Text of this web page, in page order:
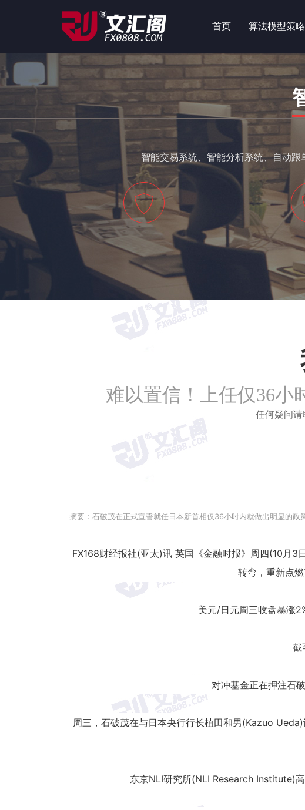
首页 算法模型策略
智能交易系统、智能分析系统、自动
难以置信！上任仅36小
任何疑问请
摘要： 石破茂在正式宣誓就任日本新首相仅36小时内就做出明显的
FX168财经报社(亚太)讯 英国《金融时报》周四(10月
转弯，重新点
美元/日元周三收盘暴涨
截
对冲基金正在押注石
周三，石破茂在与日本央行行长植田和男(Kazuo
东京NLI研究所(NLI Research Institute)